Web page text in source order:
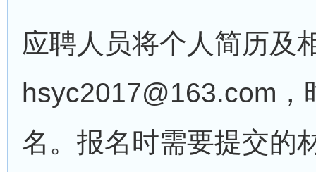
应聘人员将个人简历及
hsyc2017@163.com，
名。报名时需要提交的